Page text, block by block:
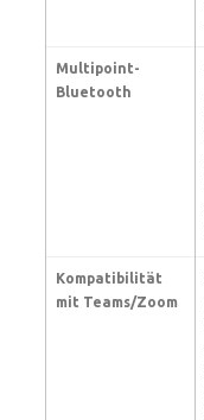
Multipoint-
Bluetooth
Kompatibilität
mit Teams/Zoom